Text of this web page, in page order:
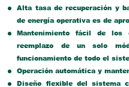
Alta tasa de recuperación y
de energía operativa es de
Mantenimiento fácil de los
reemplazo de un solo
funcionamiento de todo el
Operación automática y
Diseño flexible del sistema